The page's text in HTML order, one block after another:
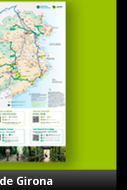
Girona